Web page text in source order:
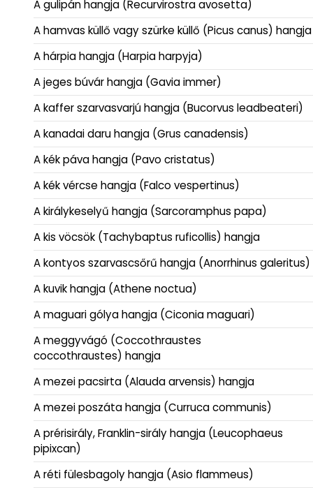
A gulipán hangja (Recurvirostra avosetta)
A hamvas küllő vagy szürke küllő (Picus canus) hangja
A hárpia hangja (Harpia harpyja)
A jeges búvár hangja (Gavia immer)
A kaffer szarvasvarjú hangja (Bucorvus leadbeateri)
A kanadai daru hangja (Grus canadensis)
A kék páva hangja (Pavo cristatus)
A kék vércse hangja (Falco vespertinus)
A királykeselyű hangja (Sarcoramphus papa)
A kis vöcsök (Tachybaptus ruficollis) hangja
A kontyos szarvascsőrű hangja (Anorrhinus galeritus)
A kuvik hangja (Athene noctua)
A maguari gólya hangja (Ciconia maguari)
A meggyvágó (Coccothraustes
coccothraustes) hangja
A mezei pacsirta (Alauda arvensis) hangja
A mezei poszáta hangja (Curruca communis)
A prérisirály, Franklin-sirály hangja (Leucophaeus
pipixcan)
A réti fülesbagoly hangja (Asio flammeus)